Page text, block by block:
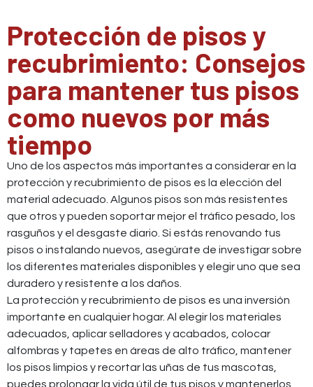
Protección de pisos y
recubrimiento: Consejos
para mantener tus pisos
como nuevos por más
tiempo
Uno de los aspectos más importantes a considerar en la
protección y recubrimiento de pisos es la elección del
material adecuado. Algunos pisos son más resistentes
que otros y pueden soportar mejor el tráfico pesado, los
rasguños y el desgaste diario. Si estás renovando tus
pisos o instalando nuevos, asegúrate de investigar sobre
los diferentes materiales disponibles y elegir uno que sea
duradero y resistente a los daños.
La protección y recubrimiento de pisos es una inversión
importante en cualquier hogar. Al elegir los materiales
adecuados, aplicar selladores y acabados, colocar
alfombras y tapetes en áreas de alto tráfico, mantener
los pisos limpios y recortar las uñas de tus mascotas,
puedes prolongar la vida útil de tus pisos y mantenerlos